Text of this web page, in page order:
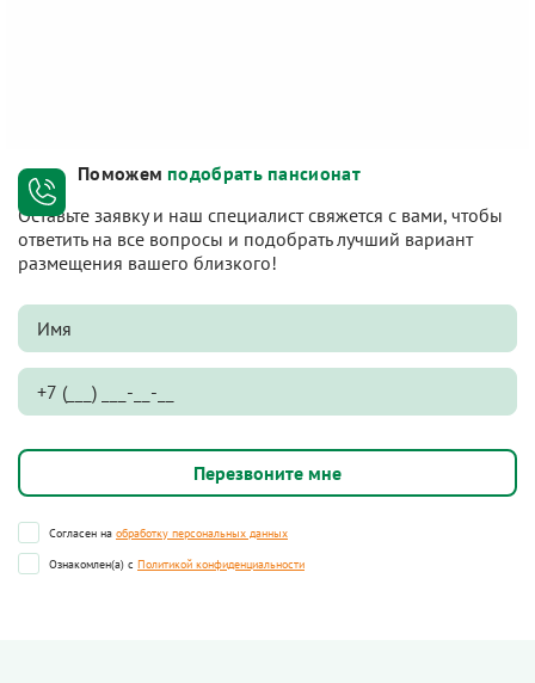
Поможем подобрать пансионат
Оставьте заявку и наш специалист свяжется с вами, чтобы
ответить на все вопросы и подобрать лучший вариант
размещения вашего близкого!
Согласен на обработку персональных данных
Ознакомлен(а) с Политикой конфиденциальности